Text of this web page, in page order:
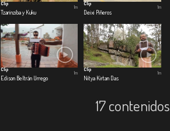
Clip
Tzarinziba y Kuku
1m
Clip
Deixi Piñeros
1m
Clip
Edison Beltrán Urrego
1m
Clip
Nitya Kirtan Das
1m
17 contenidos